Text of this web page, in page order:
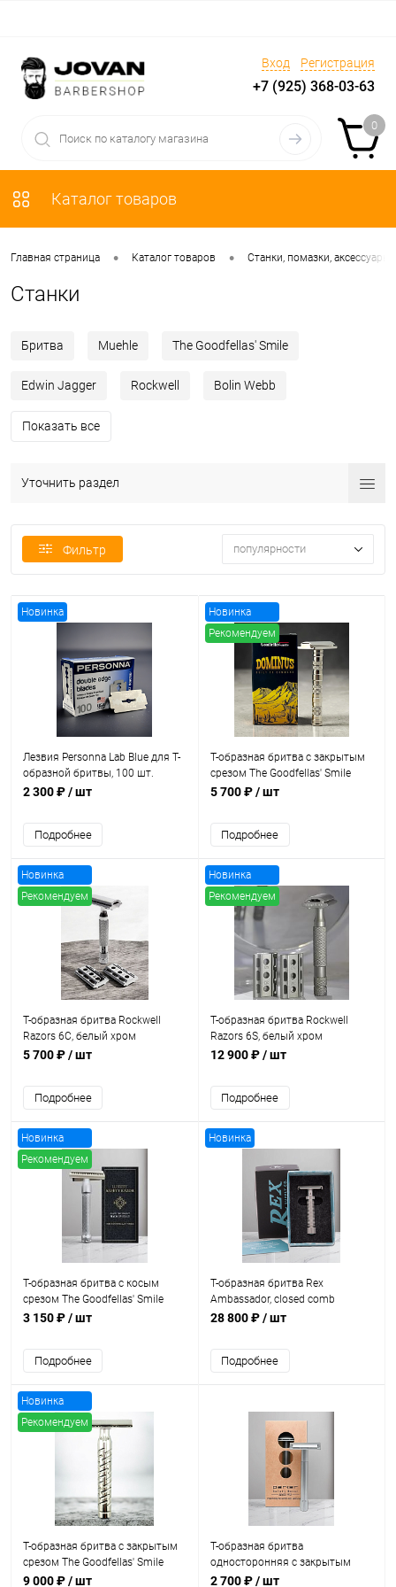
Вход Регистрация
+7 (925) 368-03-63
0
Каталог товаров
Главная страница • Каталог товаров • Станки, помазки, аксессуары
Станки
Бритва Muehle The Goodfellas' Smile
Edwin Jagger Rockwell Bolin Webb
Показать все
Уточнить раздел
Фильтр популярности
Новинка
Лезвия Personna Lab Blue для Т-
образной бритвы, 100 шт.
2 300 ₽/ шт
Подробнее
Новинка
Рекомендуем
Т-образная бритва с закрытым
срезом The Goodfellas' Smile
Dominus
5 700 ₽/ шт
Подробнее
Новинка
Рекомендуем
Т-образная бритва Rockwell
Razors 6C, белый хром
5 700 ₽/ шт
Подробнее
Новинка
Рекомендуем
Хит продаж
Т-образная бритва Rockwell
Razors 6S, белый хром
12 900 ₽/ шт
Подробнее
Новинка
Рекомендуем
Т-образная бритва с косым
срезом The Goodfellas' Smile
Legione Slant
3 150 ₽/ шт
Подробнее
Новинка
Т-образная бритва Rex
Ambassador, closed comb
28 800 ₽/ шт
Подробнее
Новинка
Рекомендуем
Т-образная бритва с закрытым
срезом The Goodfellas' Smile
Styletto V2, нержавеющая сталь
9 000 ₽/ шт
Т-образная бритва
односторонняя с закрытым
срезом Parker SoloEdge
2 700 ₽/ шт